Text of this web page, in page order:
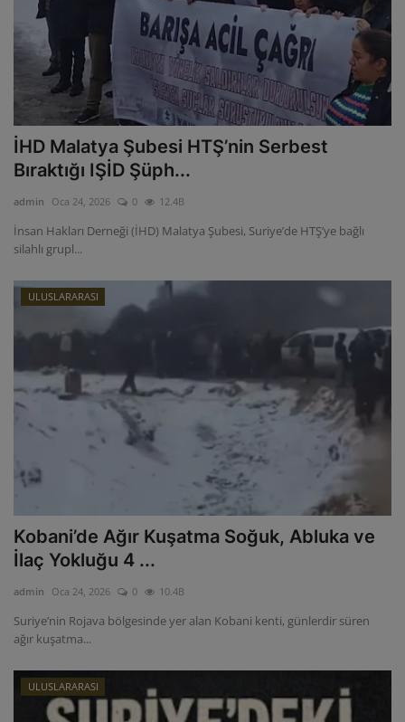
İHD Malatya Şubesi HTŞ’nin Serbest
Bıraktığı IŞİD Şüph...
admin Oca 24, 2026 0 12.4B
İnsan Hakları Derneği (İHD) Malatya Şubesi, Suriye’de HTŞ’ye bağlı
silahlı grupl...
ULUSLARARASI
Kobani’de Ağır Kuşatma Soğuk, Abluka ve
İlaç Yokluğu 4 ...
admin Oca 24, 2026 0 10.4B
Suriye’nin Rojava bölgesinde yer alan Kobani kenti, günlerdir süren
ağır kuşatma...
ULUSLARARASI